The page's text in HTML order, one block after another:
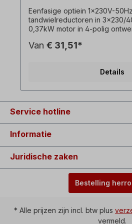
Eenfasige optiein 1x230V-
tandwielreductoren in 3x230/
0,37kW motor in 4-polig
altijd onder belasting,
bijbehorende
productfoto's zijn vrijblijvende
Optioneel: Aan/uit-schakelaar
omkeerschakelaar voor links/
omgevingstemperatuur= -5°C
tussen motor en
Van € 31,51*
Details
Service hotline
Informatie
Juridische zaken
Bestelling
* Alle prijzen zijn incl. btw plus
vermeld.